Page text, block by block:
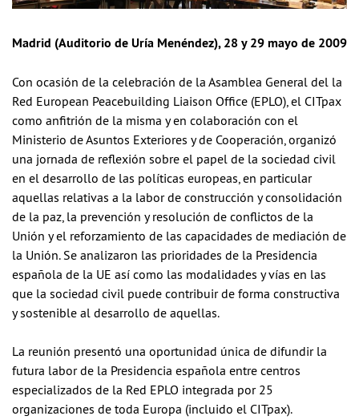
Madrid (Auditorio de Uría Menéndez), 28 y 29 mayo de 2009
Con ocasión de la celebración de la Asamblea General del la
Red European Peacebuilding Liaison Office (EPLO), el CITpax
como anfitrión de la misma y en colaboración con el
Ministerio de Asuntos Exteriores y de Cooperación, organizó
una jornada de reflexión sobre el papel de la sociedad civil
en el desarrollo de las políticas europeas, en particular
aquellas relativas a la labor de construcción y consolidación
de la paz, la prevención y resolución de conflictos de la
Unión y el reforzamiento de las capacidades de mediación de
la Unión. Se analizaron las prioridades de la Presidencia
española de la UE así como las modalidades y vías en las
que la sociedad civil puede contribuir de forma constructiva
y sostenible al desarrollo de aquellas.
La reunión presentó una oportunidad única de difundir la
futura labor de la Presidencia española entre centros
especializados de la Red EPLO integrada por 25
organizaciones de toda Europa (incluido el CITpax).